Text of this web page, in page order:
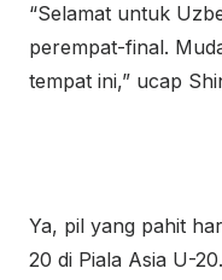
“Selamat untuk
perempat-final.
tempat ini,” ucap
Ya, pil yang pahit
20 di Piala Asia U-